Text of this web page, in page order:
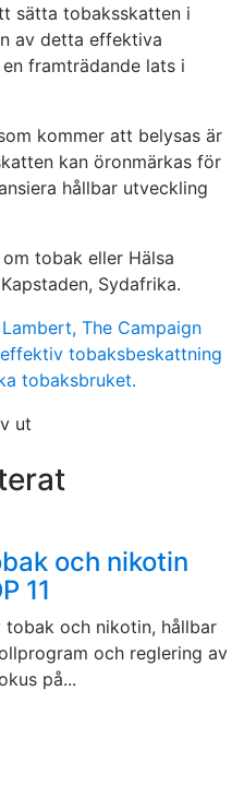
sätta tobaksskatten i
av detta effektiva
framträdande lats i
kommer att belysas är
kan öronmärkas för
hållbar utveckling
tobak eller Hälsa
Sydafrika.
The Campaign
tobaksbeskattning
tobaksbruket.
ut
och nikotin
11
och nikotin, hållbar
och reglering av
på...